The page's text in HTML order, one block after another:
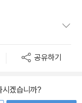
공유하기
겠습니까?